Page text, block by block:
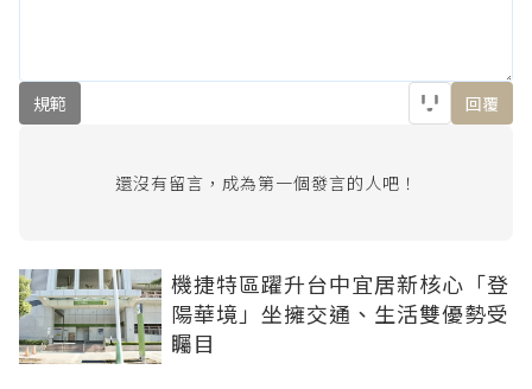
規範 回覆
還沒有留言，成為第一個發言的人吧！
機捷特區躍升台中宜居新核心「登
陽華境」坐擁交通、生活雙優勢受
矚目